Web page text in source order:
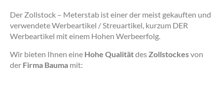
Der Zollstock – Meterstab ist einer der meist gekauften und
verwendete Werbeartikel / Streuartikel, kurzum DER
Werbeartikel mit einem Hohen Werbeerfolg.
Wir bieten Ihnen eine Hohe Qualitätdes Zollstockesvon
der Firma Bauma mit: